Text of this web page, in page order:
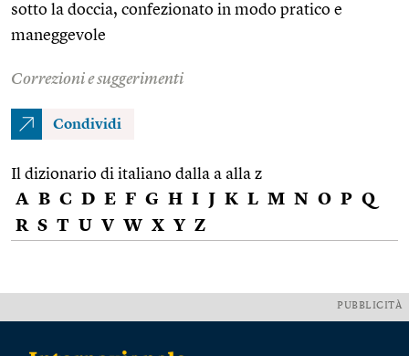
sotto la doccia, confezionato in modo pratico e
maneggevole
Correzioni e suggerimenti
Condividi
Il dizionario di italiano dalla a alla z
A B C D E F G H I J K L M N O P Q
R S T U V W X Y Z
PUBBLICITÀ